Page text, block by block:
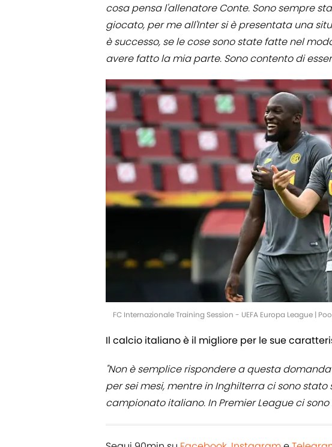
cosa pensa l'allenatore Conte. Sono sempre
giocato, per me all'Inter si è presentata una
è successo, se le cose sono state fatte nel
avere fatto la mia parte. Sono contento di
FC Internazionale Training Session - UEFA Europa League |
Il calcio italiano è il migliore per le sue
"Non è semplice rispondere a questa
per sei mesi, mentre in Inghilterra ci sono
campionato italiano. In Premier League ci sono